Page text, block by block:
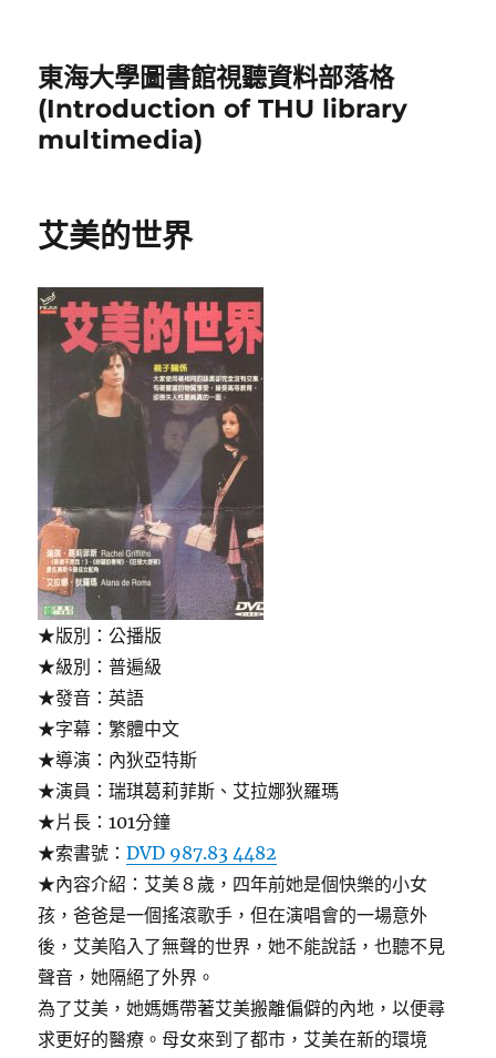
東海大學圖書館視聽資料部落格
(Introduction of THU library
multimedia)
艾美的世界
★版別：公播版
★級別：普遍級
★發音：英語
★字幕：繁體中文
★導演：內狄亞特斯
★演員：瑞琪葛莉菲斯、艾拉娜狄羅瑪
★片長：101分鐘
★索書號：DVD 987.83 4482
★內容介紹：艾美８歲，四年前她是個快樂的小女
孩，爸爸是一個搖滾歌手，但在演唱會的一場意外
後，艾美陷入了無聲的世界，她不能說話，也聽不見
聲音，她隔絕了外界。
為了艾美，她媽媽帶著艾美搬離偏僻的內地，以便尋
求更好的醫療。母女來到了都市，艾美在新的環境